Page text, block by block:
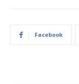
Facebook